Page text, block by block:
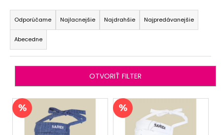
R
a
d
e
n
e
p
r
Odporúčame Najlacnejšie Najdrahšie Najpredávanejšie
Abecedne
OTVORIŤ FILTER
V
ý
HĽADAŤ
O
o
ú
č